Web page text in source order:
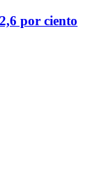
por ciento